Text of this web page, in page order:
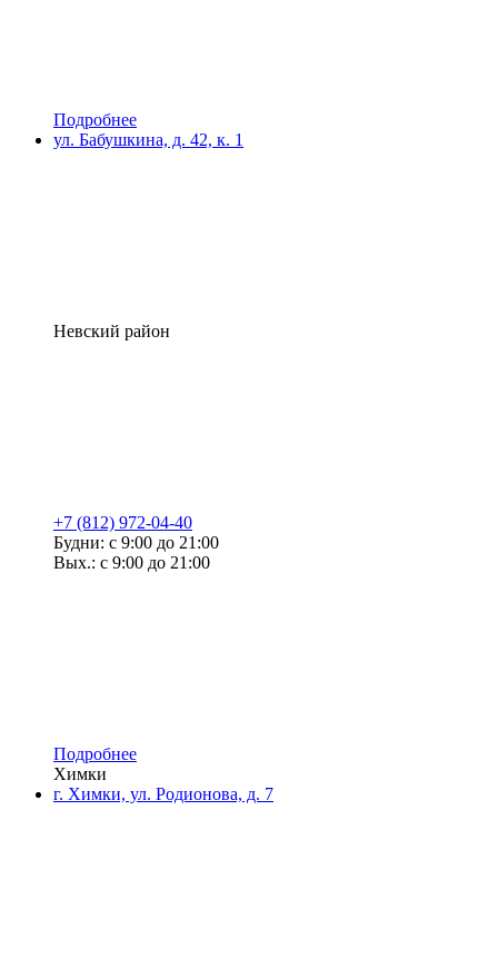
Подробнее
ул. Бабушкина, д. 42, к. 1
Невский район
+7 (812) 972-04-40
Будни: с 9:00 до 21:00
Вых.: с 9:00 до 21:00
Подробнее
Химки
г. Химки, ул. Родионова, д. 7